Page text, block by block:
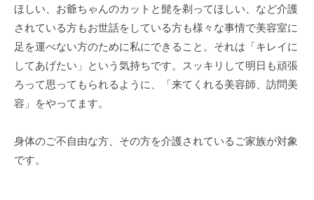
ほしい、お爺ちゃんのカットと髭を剃ってほしい、など介護
されている方もお世話をしている方も様々な事情で美容室に
足を運べない方のために私にできること。それは「キレイに
してあげたい」という気持ちです。スッキリして明日も頑張
ろって思ってもられるように、「来てくれる美容師、訪問美
容」をやってます。
身体のご不自由な方、その方を介護されているご家族が対象
です。